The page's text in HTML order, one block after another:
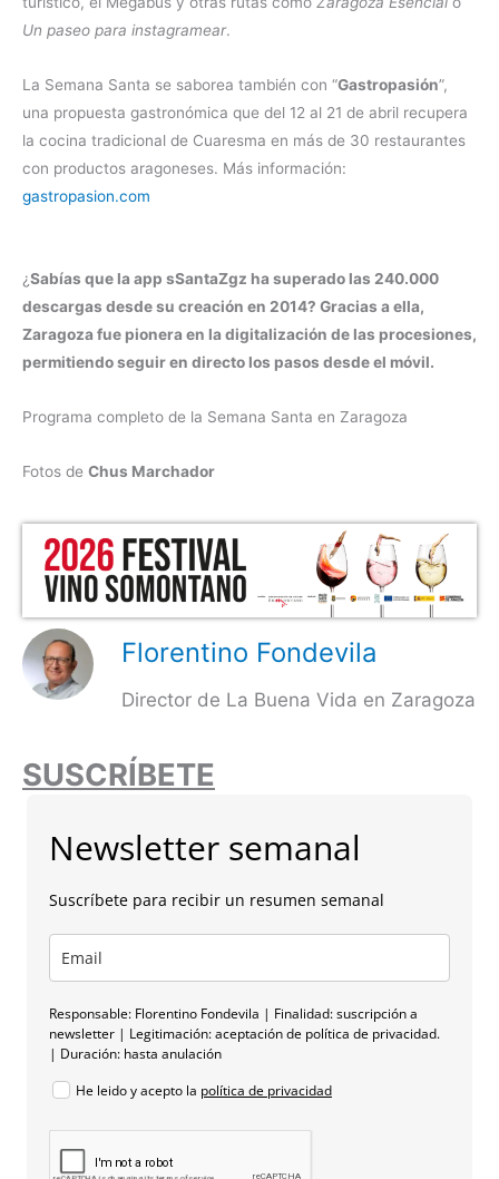
Un paseo para instagramear.
La Semana Santa se saborea también con “Gastropasión”,
una propuesta gastronómica que del 12 al 21 de abril recupera
la cocina tradicional de Cuaresma en más de 30 restaurantes
con productos aragoneses. Más información:
gastropasion.com
¿Sabías que la app sSantaZgz ha superado las 240.000
descargas desde su creación en 2014? Gracias a ella,
Zaragoza fue pionera en la digitalización de las procesiones,
permitiendo seguir en directo los pasos desde el móvil.
Programa completo de la Semana Santa en Zaragoza
Fotos de Chus Marchador
Florentino Fondevila
Director de La Buena Vida en Zaragoza
SUSCRÍBETE
Newsletter semanal
Suscríbete para recibir un resumen semanal
Responsable: Florentino Fondevila | Finalidad: suscripción a
newsletter | Legitimación: aceptación de política de privacidad.
| Duración: hasta anulación
He leido y acepto la política de privacidad